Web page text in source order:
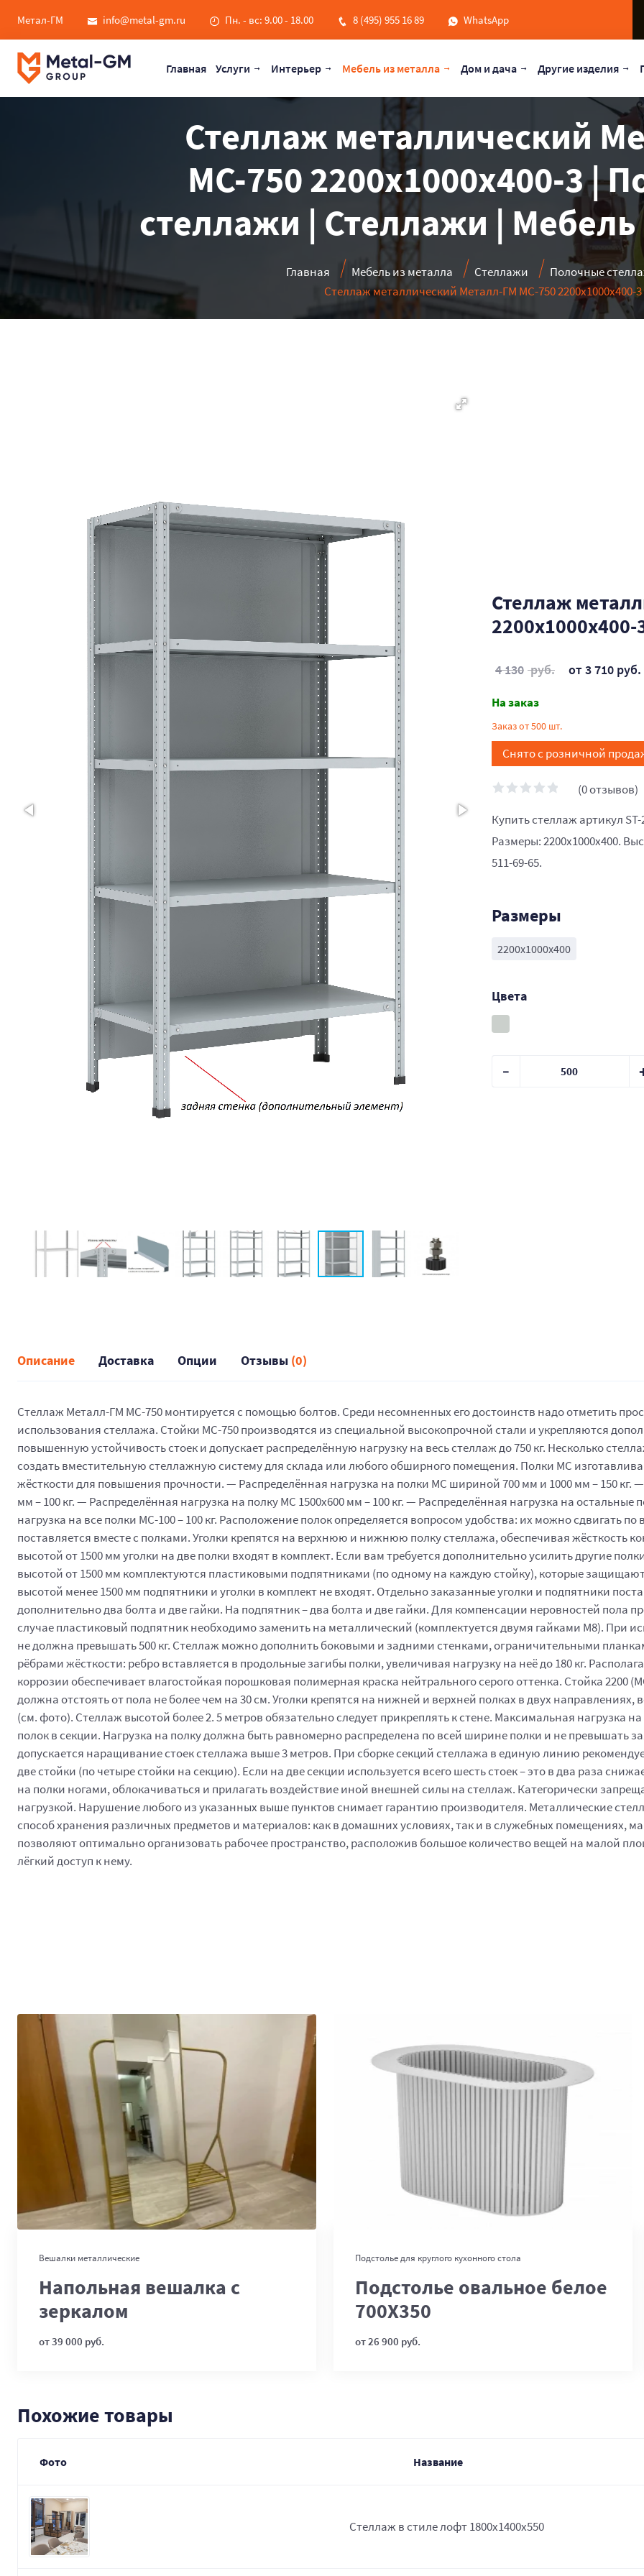
Метал-ГМ info@metal-gm.ru Пн. - вс: 9.00 - 18.00 8 (495) 955 16 89 WhatsApp
Главная Услуги Интерьер Мебель из металла Дом и дача Другие изделия
Стеллаж металлический
МС-750 2200x1000x400-3 |
стеллажи | Стеллажи | Мебель
Главная Мебель из металла Стеллажи
Полочные
Стеллаж металлический Металл-ГМ МС-750 2200x1000x400-3
Стеллаж
2200x1000x400-
4 130 руб. от 3 710 руб.
На заказ
Заказ от 500 шт.
Снято с розничной
(0 отзывов)
Купить стеллаж артикул
Размеры: 2200x1000x400.
511-69-65.
Размеры
2200x1000x400
Цвета
Описание Доставка Опции Отзывы (0)
Стеллаж Металл-ГМ МС-750 монтируется с помощью болтов. Среди несомненных его достоинств надо отметить
использования стеллажа. Стойки МС-750 производятся из специальной высокопрочной стали и укрепляются
повышенную устойчивость стоек и допускает распределённую нагрузку на весь стеллаж до 750 кг. Несколько
создать вместительную стеллажную систему для склада или любого обширного помещения. Полки МС
жёсткости для повышения прочности. — Распределённая нагрузка на полки МС шириной 700 мм и 1000 мм – 150 кг.
мм – 100 кг. — Распределённая нагрузка на полку МС 1500х600 мм – 100 кг. — Распределённая нагрузка на
нагрузка на все полки МС-100 – 100 кг. Расположение полок определяется вопросом удобства: их можно сдвигать
поставляется вместе с полками. Уголки крепятся на верхнюю и нижнюю полку стеллажа, обеспечивая жёсткость
высотой от 1500 мм уголки на две полки входят в комплект. Если вам требуется дополнительно усилить другие
высотой от 1500 мм комплектуются пластиковыми подпятниками (по одному на каждую стойку), которые
высотой менее 1500 мм подпятники и уголки в комплект не входят. Отдельно заказанные уголки и подпятники
дополнительно два болта и две гайки. На подпятник – два болта и две гайки. Для компенсации неровностей пола
случае пластиковый подпятник необходимо заменить на металлический (комплектуется двумя гайками М8). При
не должна превышать 500 кг. Стеллаж можно дополнить боковыми и задними стенками, ограничительными
рёбрами жёсткости: ребро вставляется в продольные загибы полки, увеличивая нагрузку на неё до 180 кг.
коррозии обеспечивает влагостойкая порошковая полимерная краска нейтрального серого оттенка. Стойка 2200
должна отстоять от пола не более чем на 30 см. Уголки крепятся на нижней и верхней полках в двух
(см. фото). Стеллаж высотой более 2. 5 метров обязательно следует прикреплять к стене. Максимальная нагрузка
полок в секции. Нагрузка на полку должна быть равномерно распределена по всей ширине полки и не превышать
допускается наращивание стоек стеллажа выше 3 метров. При сборке секций стеллажа в единую линию
две стойки (по четыре стойки на секцию). Если на две секции используется всего шесть стоек – это в два раза
на полки ногами, облокачиваться и прилагать воздействие иной внешней силы на стеллаж. Категорически
нагрузкой. Нарушение любого из указанных выше пунктов снимает гарантию производителя. Металлические
способ хранения различных предметов и материалов: как в домашних условиях, так и в служебных помещениях,
позволяют оптимально организовать рабочее пространство, расположив большое количество вещей на малой
лёгкий доступ к нему.
Вешалки металлические
Напольная вешалка с
зеркалом
от 39 000 руб.
В корзину
Подстолье для круглого кухонного стола
Подстолье овальное белое
700Х350
от 26 900 руб.
Похожие товары
Фото Название
Стеллаж в стиле лофт 1800х1400х550